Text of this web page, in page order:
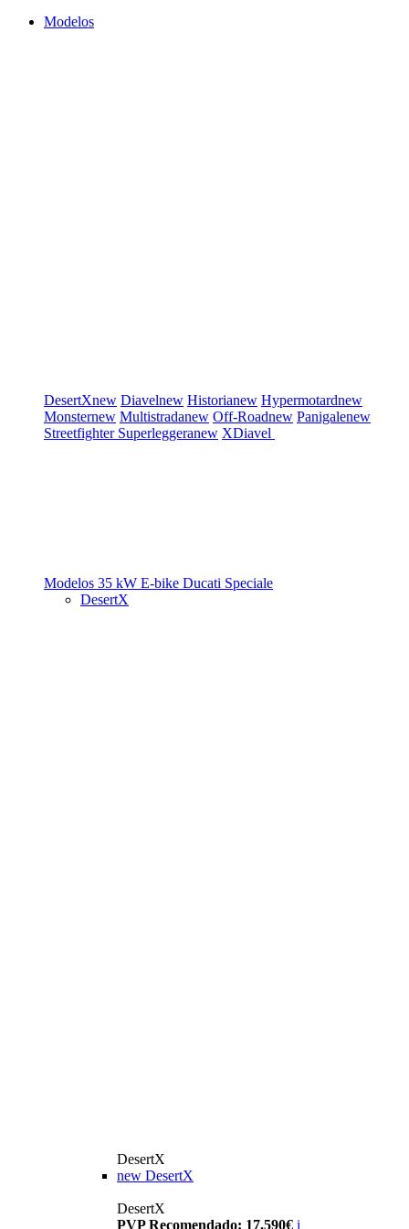
Modelos
DesertXnew Diavelnew Historianew Hypermotardnew
Monsternew Multistradanew Off-Roadnew Panigalenew
Streetfighter Superleggeranew XDiavel
Modelos 35 kW E-bike Ducati Speciale
DesertX
DesertX
new DesertX
DesertX
PVP Recomendado: 17.590€ i